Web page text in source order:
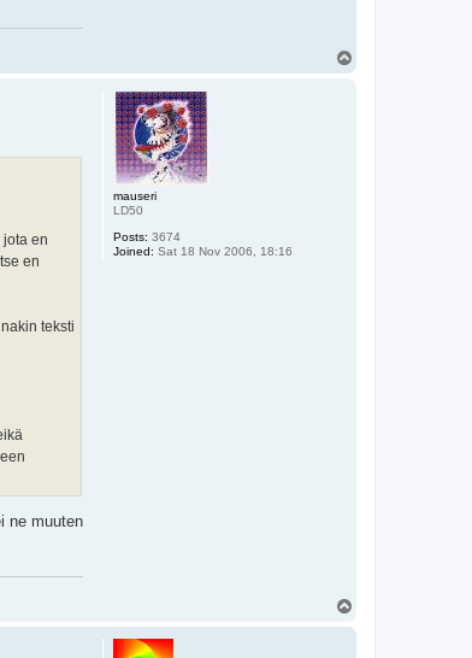
mauseri
LD50
Posts: 3674
Joined: Sat 18 Nov 2006, 18:16
en
en
teksti
ne muuten